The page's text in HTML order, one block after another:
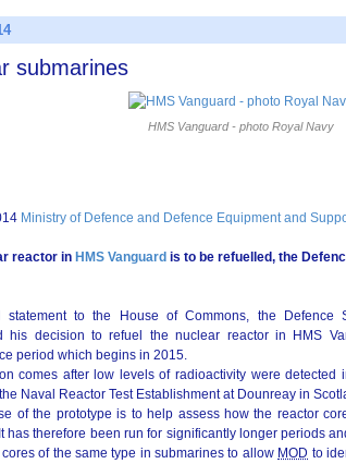
submarines
HMS Vanguard - photo Royal Navy
Ministry of Defence and Defence Equipment and
reactor in HMS Vanguard is to be refuelled, the
statement to the House of Commons, the Defence
his decision to refuel the nuclear reactor in HMS
period which begins in 2015.
comes after low levels of radioactivity were detected
Naval Reactor Test Establishment at Dounreay in
of the prototype is to help assess how the reactor
has therefore been run for significantly longer periods
of the same type in submarines to allow MOD to